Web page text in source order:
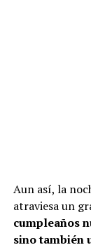
Aun así, la
atraviesa un
cumpleaños
sino también